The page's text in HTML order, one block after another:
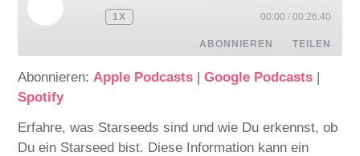
1X 00:00 / 00:26:40
ABONNIEREN TEILEN
RSS FEED
TEILEN
LINK
Abonnieren: Apple Podcasts |Google Podcasts |
Spotify
Erfahre, was Starseeds sind und wie Du erkennst, ob
Du ein Starseed bist. Diese Information kann ein